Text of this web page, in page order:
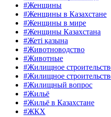
#Женщины
#Женщины в Казахстане
#Женщины в мире
#Женщины Казахстана
#Жеті қазына
#Животноводство
#Животные
#Жилищное
#Жилищное
#Жилищный вопрос
#Жильё
#Жильё в Казахстане
#ЖКХ